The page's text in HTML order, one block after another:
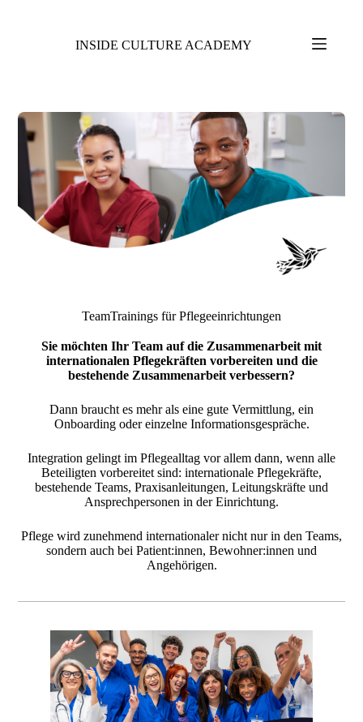
INSIDE CULTURE ACADEMY
TeamTrainings für Pflegeeinrichtungen
Sie möchten Ihr Team auf die Zusammenarbeit mit
internationalen Pflegekräften vorbereiten und die
bestehende Zusammenarbeit verbessern?
Dann braucht es mehr als eine gute Vermittlung, ein
Onboarding oder einzelne Informationsgespräche.
Integration gelingt im Pflegealltag vor allem dann, wenn alle
Beteiligten vorbereitet sind: internationale Pflegekräfte,
bestehende Teams, Praxisanleitungen, Leitungskräfte und
Ansprechpersonen in der Einrichtung.
Pflege wird zunehmend internationaler nicht nur in den Teams,
sondern auch bei Patient:innen, Bewohner:innen und
Angehörigen.